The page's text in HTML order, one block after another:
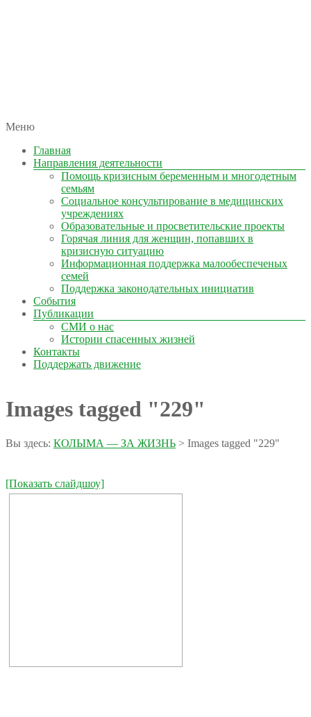
КОЛЫМА — ЗА ЖИЗНЬ
автономная некоммерческая организация
Меню
Главная
Направления деятельности
Помощь кризисным беременным и многодетным
семьям
Социальное консультирование в медицинских
учреждениях
Образовательные и просветительские проекты
Горячая линия для женщин, попавших в
кризисную ситуацию
Информационная поддержка малообеспеченых
семей
Поддержка законодательных инициатив
События
Публикации
СМИ о нас
Истории спасенных жизней
Контакты
Поддержать движение
Images tagged "229"
Вы здесь: КОЛЫМА — ЗА ЖИЗНЬ > Images tagged "229"
[Показать слайдшоу]